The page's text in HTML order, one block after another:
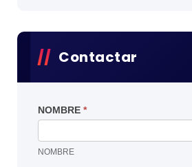
Contactar
NOMBRE *
NOMBRE